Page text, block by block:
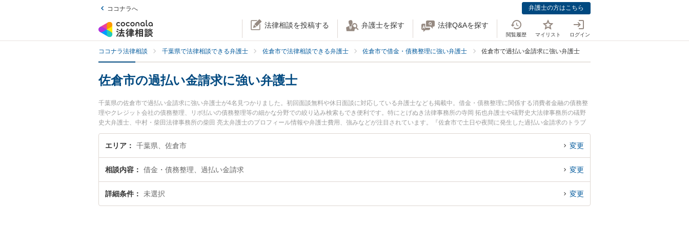
ココナラへ 弁護士の方はこちら
法律相談を投稿する 弁護士を探す 法律Q&Aを探す
閲覧履歴 マイリスト ログイン
ココナラ法律相談 千葉県で法律相談できる弁護士 佐倉市で法律相談できる弁護士 佐倉市で借金・債務整理に強い弁護士 佐倉市で過払い金請求に強い弁護士
佐倉市の過払い金請求に強い弁護士
千葉県の佐倉市で過払い金請求に強い弁護士が4名見つかりました。初回面談無料や休日面談に対応している弁護士なども掲載中。借金・債務整理に関係する消費者金融の債務整
理やクレジット会社の債務整理、リボ払いの債務整理等の細かな分野での絞り込み検索もでき便利です。特にとげぬき法律事務所の寺岡 拓也弁護士や礒野史大法律事務所の礒野
史大弁護士、中村・柴田法律事務所の柴田 亮太弁護士のプロフィール情報や弁護士費用、強みなどが注目されています。『佐倉市で土日や夜間に発生した過払い金請求のトラブ
ルを今すぐに弁護士に相談したい』『過払い金請求のトラブル解決の実績豊富な近くの弁護士を検索したい』『初回相談無料で過払い金請求を法律相談できる佐倉市内の弁護士に
相談予約したい』などでお困りの相談者さんにおすすめです。
エリア 千葉県、佐倉市 変更
相談内容 借金・債務整理、過払い金請求 変更
詳細条件 未選択 変更